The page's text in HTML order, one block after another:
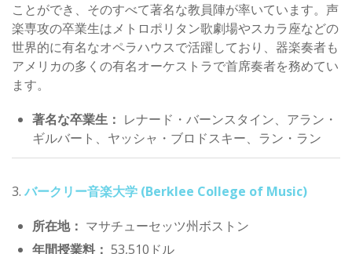
ことができ、そのすべて著名な教員陣が率いています。声
楽専攻の卒業生はメトロポリタン歌劇場やスカラ座などの
世界的に有名なオペラハウスで活躍しており、器楽奏者も
アメリカの多くの有名オーケストラで首席奏者を務めてい
ます。
著名な卒業生： レナード・バーンスタイン、アラン・
ギルバート、ヤッシャ・ブロドスキー、ラン・ラン
3. バークリー音楽大学 (Berklee College of Music)
所在地： マサチューセッツ州ボストン
年間授業料： 53,510ドル